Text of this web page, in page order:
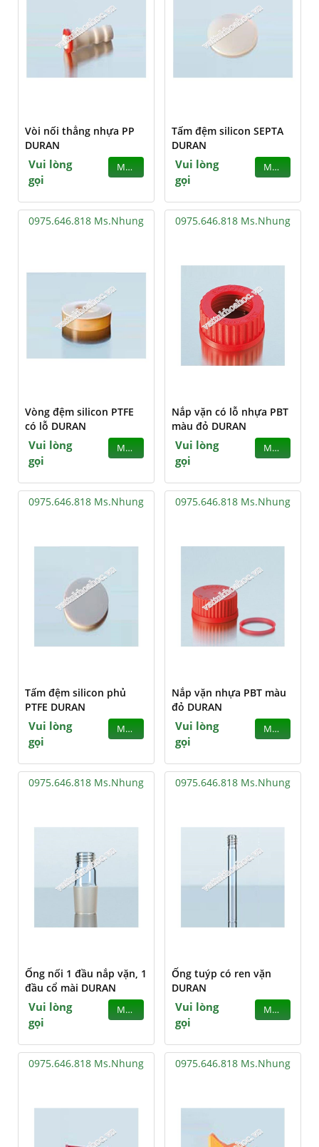
Vòi nối thẳng nhựa PP
DURAN
Vui lòng
gọi
MUA
Tấm đệm silicon SEPTA
DURAN
Vui lòng
gọi
MUA
0975.646.818 Ms.Nhung
Vòng đệm silicon PTFE
có lỗ DURAN
Vui lòng
gọi
MUA
0975.646.818 Ms.Nhung
Nắp vặn có lỗ nhựa PBT
màu đỏ DURAN
Vui lòng
gọi
MUA
0975.646.818 Ms.Nhung
Tấm đệm silicon phủ
PTFE DURAN
Vui lòng
gọi
MUA
0975.646.818 Ms.Nhung
Nắp vặn nhựa PBT màu
đỏ DURAN
Vui lòng
gọi
MUA
0975.646.818 Ms.Nhung
Ống nối 1 đầu nắp vặn, 1
đầu cổ mài DURAN
Vui lòng
gọi
MUA
0975.646.818 Ms.Nhung
Ống tuýp có ren vặn
DURAN
Vui lòng
gọi
MUA
0975.646.818 Ms.Nhung 0975.646.818 Ms.Nhung